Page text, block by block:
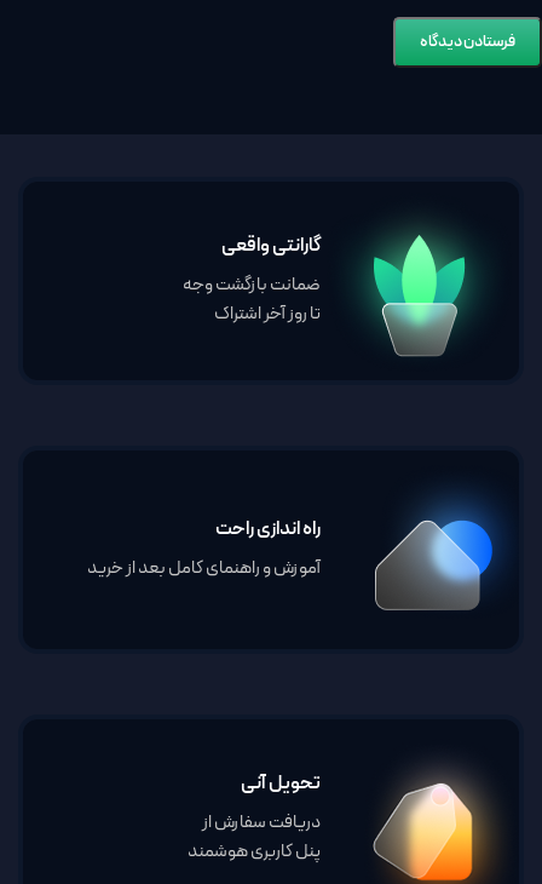
گارانتی واقعی
ضمانت بازگشت وجه
تا روز آخر اشتراک
راه اندازی راحت
آموزش و راهنمای کامل بعد از خرید
تحویل آنی
دریافت سفارش از
پنل کاربری هوشمند